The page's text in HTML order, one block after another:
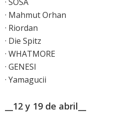
· Mahmut Orhan
· Riordan
· Die Spitz
· WHATMORE
· GENESI
· Yamagucii
__12 y 19 de abril__